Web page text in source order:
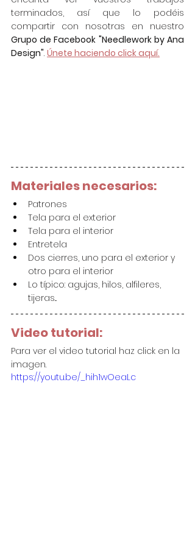
terminados, así que lo podéis
Grupo de Facebook "Needlework by Ana
Design". Únete haciendo click aquí.
Materiales necesarios:
Patrones
Tela para el exterior
Tela para el interior
Entretela
Dos cierres, uno para el exterior y
otro para el interior
Lo típico: agujas, hilos, alfileres,
tijeras...
Video tutorial:
Para ver el video tutorial haz click en la
imagen.
https://youtu.be/_hih1wOeaLc